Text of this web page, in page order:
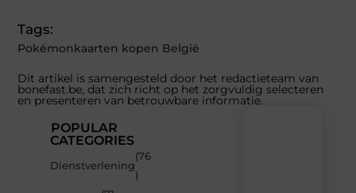
Tags:
Pokémonkaarten kopen België
Dit artikel is samengesteld door het redactieteam van
bonefast.be, dat zich richt op het zorgvuldig selecteren
en presenteren van betrouwbare informatie.
POPULAR
CATEGORIES
Dienstverlening
(76
)